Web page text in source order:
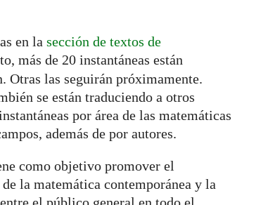
en la sección de textos de
más de 20 instantáneas están
Otras las seguirán próximamente.
se están traduciendo a otros
por área de las matemáticas
además de por autores.
como objetivo promover el
la matemática contemporánea y la